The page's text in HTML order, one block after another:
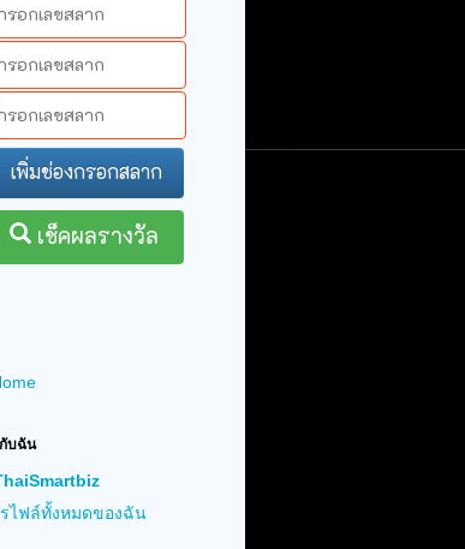
บฉัน
ไฟล์ทั้งหมดของฉัน